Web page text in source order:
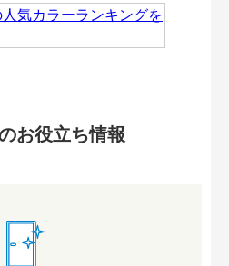
お役立ち情報